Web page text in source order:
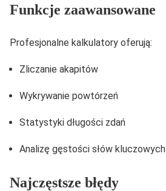
Funkcje zaawansowane
Profesjonalne kalkulatory oferują:
Zliczanie akapitów
Wykrywanie powtórzeń
Statystyki długości zdań
Analizę gęstości słów kluczowych
Najczęstsze błędy